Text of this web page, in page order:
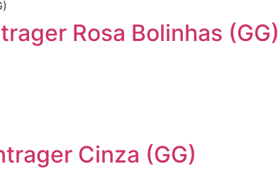
Rosa Bolinhas (GG)
Cinza (GG)